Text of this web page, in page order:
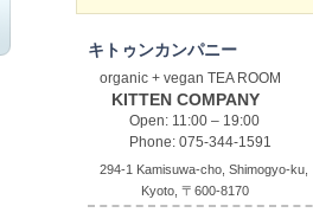
キトゥンカンパニー
organic + vegan TEA ROOM
KITTEN COMPANY
Open: 11:00 – 19:00
Phone: 075-344-1591
294-1 Kamisuwa-cho, Shimogyo-ku,
Kyoto, 〒600-8170